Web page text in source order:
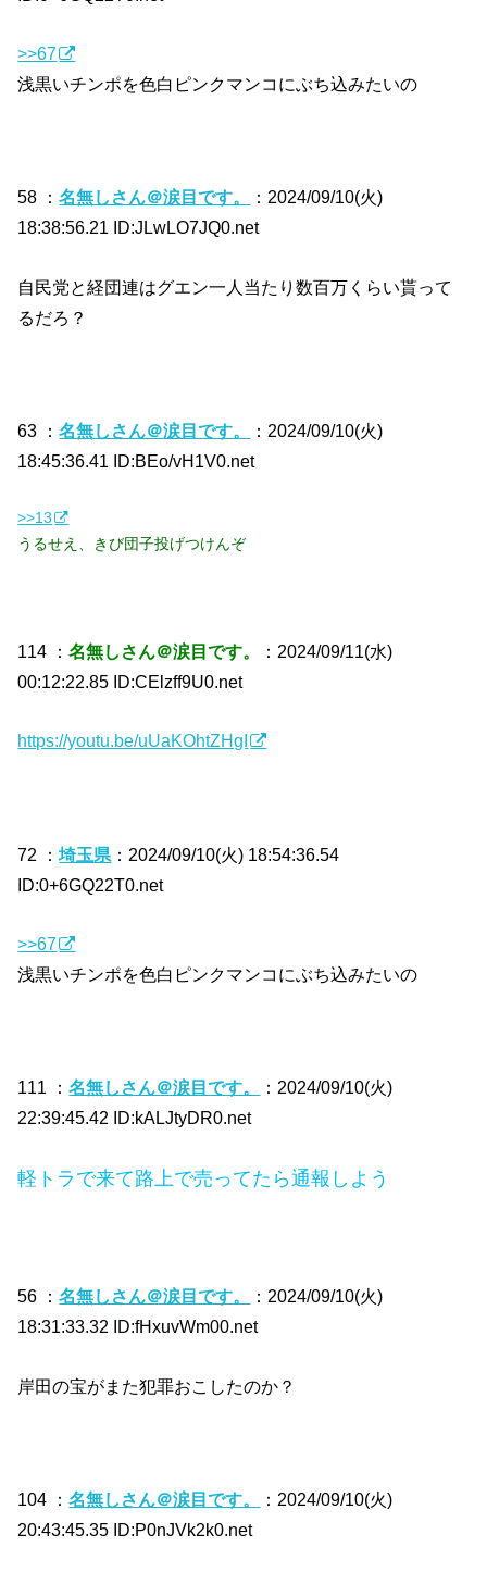
>>67
浅黒いチンポを色白ピンクマンコにぶち込みたいの
58 ：名無しさん＠涙目です。
：2024/09/10(火)
18:38:56.21 ID:JLwLO7JQ0.net
自民党と経団連はグエン一人当たり数百万くらい貰って
るだろ？
63 ：名無しさん＠涙目です。
：2024/09/10(火)
18:45:36.41 ID:BEo/vH1V0.net
>>13
うるせえ、きび団子投げつけんぞ
114 ：名無しさん＠涙目です。
：2024/09/11(水)
00:12:22.85 ID:CElzff9U0.net
https://youtu.be/uUaKOhtZHgI
72 ：埼玉県 ：2024/09/10(火) 18:54:36.54
ID:0+6GQ22T0.net
>>67
浅黒いチンポを色白ピンクマンコにぶち込みたいの
111 ：名無しさん＠涙目です。
：2024/09/10(火)
22:39:45.42 ID:kALJtyDR0.net
軽トラで来て路上で売ってたら通報しよう
56 ：名無しさん＠涙目です。
：2024/09/10(火)
18:31:33.32 ID:fHxuvWm00.net
岸田の宝がまた犯罪おこしたのか？
104 ：名無しさん＠涙目です。
：2024/09/10(火)
20:43:45.35 ID:P0nJVk2k0.net